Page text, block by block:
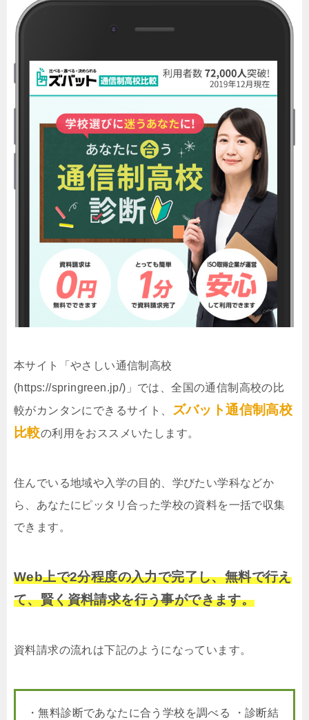
本サイト「やさしい通信制高校
(https://springreen.jp/)」では、全国の通信制高校の比
較がカンタンにできるサイト、
ズバット通信制高校
比較の利用をおススメいたします。
住んでいる地域や入学の目的、学びたい学科などか
ら、あなたにピッタリ合った学校の資料を一括で収集
できます。
Web上で2分程度の入力で完了し、無料で行え
て、賢く資料請求を行う事ができます。
資料請求の流れは下記のようになっています。
・無料診断であなたに合う学校を調べる ・診断結